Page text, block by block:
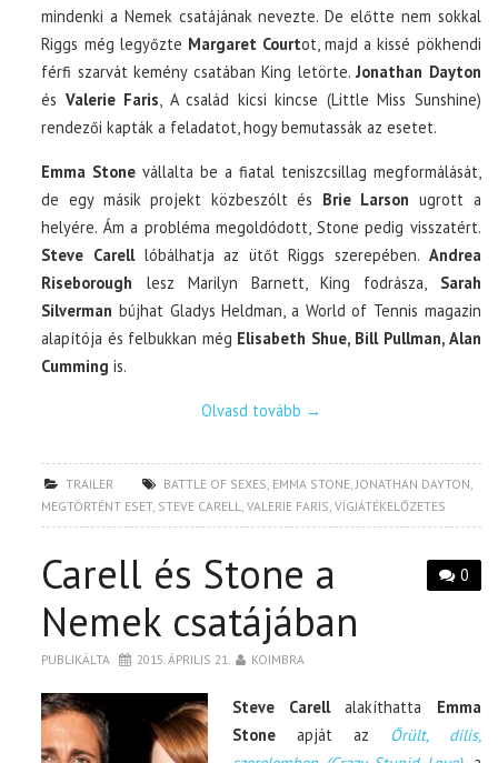
mindenki a Nemek csatájának nevezte. De előtte nem sokkal
Riggs még legyőzte Margaret Courtot, majd a kissé pökhendi
férfi szarvát kemény csatában King letörte.Jonathan Dayton
és Valerie Faris , A család kicsi kincse (Little Miss Sunshine)
rendezői kapták a feladatot, hogy bemutassák az esetet.
Emma Stone vállalta be a fiatal teniszcsillag megformálását,
de egy másik projekt közbeszólt és Brie Larson ugrott a
helyére. Ám a probléma megoldódott, Stone pedig visszatért.
Steve Carelllóbálhatja az ütőt Riggs szerepében. Andrea
Riseborough lesz Marilyn Barnett, King fodrásza, Sarah
Silverman bújhat Gladys Heldman, a World of Tennis magazin
alapítója és felbukkan még Elisabeth Shue, Bill Pullman, Alan
Cumming is.
Olvasd tovább →
TRAILER BATTLE OF SEXES EMMA STONE JONATHAN DAYTON
MEGTÖRTÉNT ESET, STEVE CARELL ,VALERIE FARIS ,VÍGJÁTÉKELŐZETES
0
Carell és Stone a
Nemek csatájában
PUBLIKÁLTA 2015. ÁPRILIS 21. KOIMBRA
Steve Carellalakíthatta Emma
Stone apját az Őrült, dilis,